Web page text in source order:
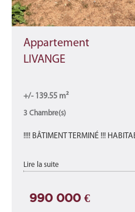
Appartement
LIVANGE
+/- 139.55 m²
3 Chambre(s)
!!!! BÂTIMENT TERMINÉ !!!
appartement A1-C neuf
comprenant une surface
Lire la suite
990 000 €